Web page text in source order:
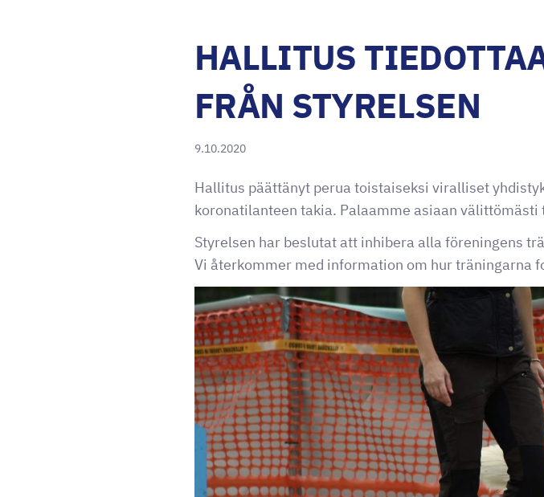
HALLITUS
FRÅN STYRELSEN
9.10.2020
Hallitus päättänyt perua toistaiseksi viralliset
koronatilanteen takia. Palaamme asiaan välittömästi
Styrelsen har beslutat att inhibera alla föreningens
Vi återkommer med information om hur träningarna